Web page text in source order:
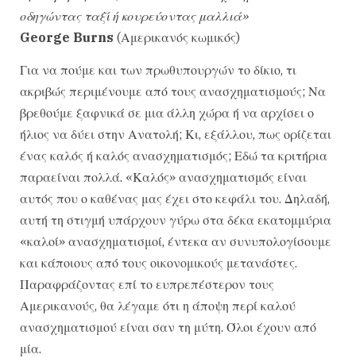
οδηγώντας ταξί ή κουρεύοντας μαλλιά»
George Burns (Αμερικανός κωμικός)
Για να πούμε και των πρωθυπουργών το δίκιο, τι
ακριβώς περιμένουμε από τους ανασχηματισμούς; Να
βρεθούμε ξαφνικά σε μια άλλη χώρα ή να αρχίσει ο
ήλιος να δύει στην Ανατολή; Κι, εξάλλου, πως ορίζεται
ένας καλός ή καλός ανασχηματισμός; Εδώ τα κριτήρια
παραείναι πολλά. «Καλός» ανασχηματισμός είναι
αυτός που ο καθένας μας έχει στο κεφάλι του. Δηλαδή,
αυτή τη στιγμή υπάρχουν γύρω στα δέκα εκατομμύρια
«καλοί» ανασχηματισμοί, έντεκα αν συνυπολογίσουμε
και κάποιους από τους οικονομικούς μετανάστες.
Παραφράζοντας επί το ευπρεπέστερον τους
Αμερικανούς, θα λέγαμε ότι η άποψη περί καλού
ανασχηματισμού είναι σαν τη μύτη. Όλοι έχουν από
μία.